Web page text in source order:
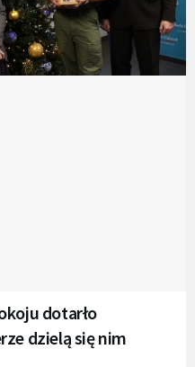
dotarło
dzielą się nim